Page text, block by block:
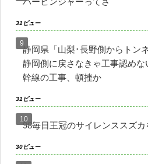
31ビュー
静岡県「山梨･長野側からトン
静岡側に戻さなきゃ工事認め
幹線の工事、頓挫か
31ビュー
98毎日王冠のサイレンススズ
30ビュー